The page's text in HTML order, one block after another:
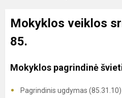
Mokyklos veiklos
85.
Mokyklos pagrindinė
Pagrindinis ugdymas (85.31.10)